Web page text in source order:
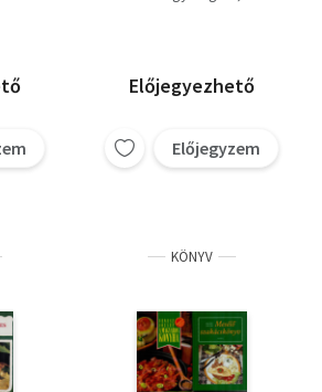
Előjegyezhető
Előjegyzem
KÖNYV